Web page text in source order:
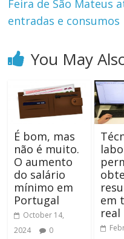
Feira de São Mateus
entradas e consumos
You May
É bom, mas
não é muito.
O aumento
do salário
mínimo em
Portugal
October 14,
2024
0
em
real